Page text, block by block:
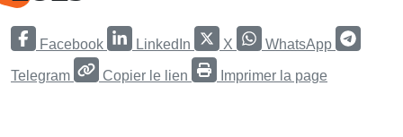
Facebook LinkedIn X WhatsApp
Telegram Copier le lien Imprimer la page